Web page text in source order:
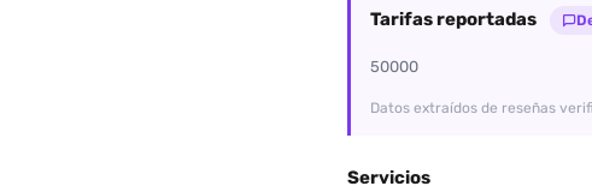
Tarifas reportadas
50000
Datos extraídos de reseñas
Servicios